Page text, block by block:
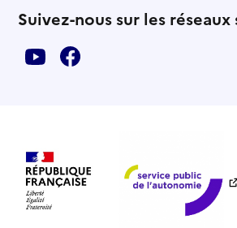
Suivez-nous sur les réseaux